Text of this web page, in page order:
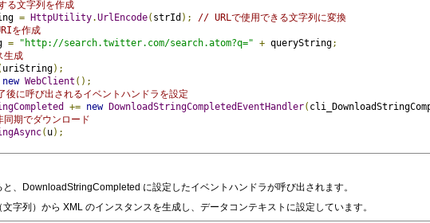
文字列を作成
= HttpUtility.UrlEncode( strId );
// URLで使用できる文字列に変換
を作成
= "http://search.twitter.com/search.atom?q=" + queryString;
成
uriString);
new WebClient ();
に呼び出されるイベントハンドラを設定
+= new DownloadStringCompletedEventHandler(
期でダウンロード
( u);
、DownloadStringCompleted に設定したイベントハンドラが呼び出されます。
字列）から XML のインスタンスを生成し、データコンテキストに設定しています。